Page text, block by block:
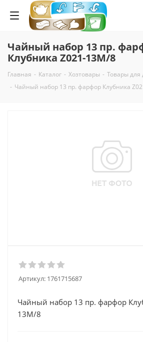
Чайный набор 13 пр.
Клубника Z021-13M/8
Главная - Каталог - Хозтовары - Товары для
- Чайный набор 13 пр. фарфор Клубника
Артикул: 1761715687
Чайный набор 13 пр. фарфор
13M/8